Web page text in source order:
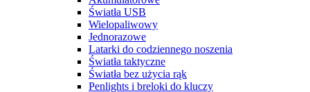
Światła USB
Wielopaliwowy
Jednorazowe
Latarki do codziennego noszenia
Światła taktyczne
Światła bez użycia rąk
Penlights i breloki do kluczy